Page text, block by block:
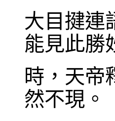
大目揵連
能見此勝
時，天帝
然不現。